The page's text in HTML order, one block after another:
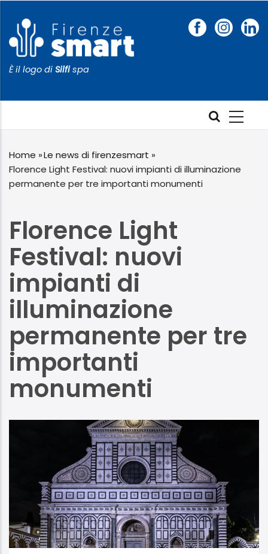
contenuto
principale
È il logo di Silfispa
Briciole
pane
Home »Le news di firenzesmart »
Florence Light Festival: nuovi impianti di illuminazione
permanente per tre importanti monumenti
Florence Light
Festival: nuovi
impianti di
illuminazione
permanente per tre
importanti
monumenti